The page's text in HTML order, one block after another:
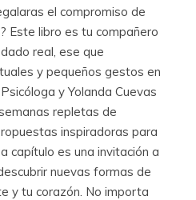
el compromiso de
Este libro es tu compañero
real, ese que
y pequeños gestos en
y Yolanda Cuevas
repletas de
inspiradoras para
capítulo es una invitación a
nuevas formas de
y tu corazón. No importa